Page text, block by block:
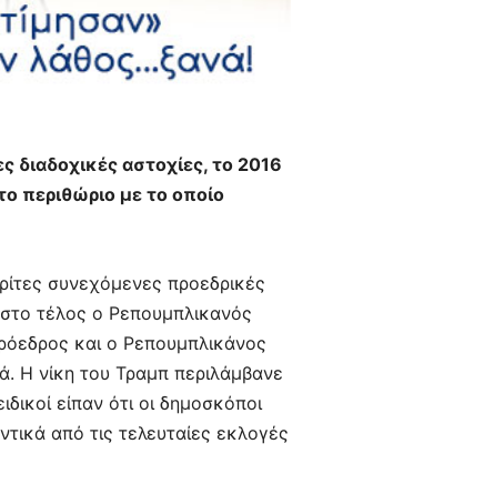
αστοχίες, το 2016
περιθώριο με το οποίο
συνεχόμενες προεδρικές
τέλος ο Ρεπουμπλικανός
και ο Ρεπουμπλικάνος
Η νίκη του Τραμπ περιλάμβανε
είπαν ότι οι δημοσκόποι
από τις τελευταίες εκλογές